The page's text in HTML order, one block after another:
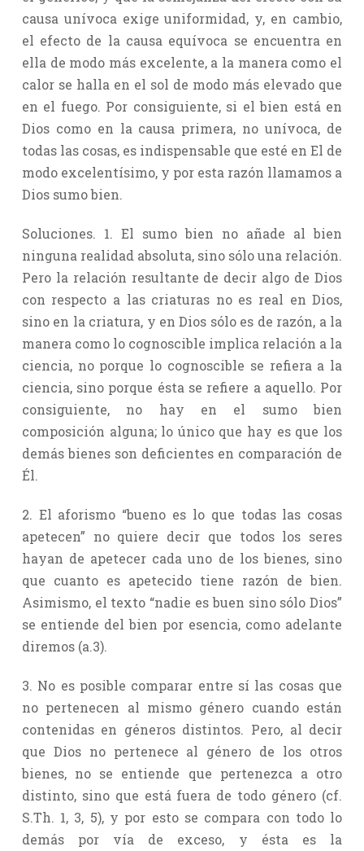
causa unívoca exige uniformidad, y, en cambio,
el efecto de la causa equívoca se encuentra en
ella de modo más excelente, a la manera como el
calor se halla en el sol de modo más elevado que
en el fuego. Por consiguiente, si el bien está en
Dios como en la causa primera, no unívoca, de
todas las cosas, es indispensable que esté en El de
modo excelentísimo, y por esta razón llamamos a
Dios sumo bien.
Soluciones. 1. El sumo bien no añade al bien
ninguna realidad absoluta, sino sólo una relación.
Pero la relación resultante de decir algo de Dios
con respecto a las criaturas no es real en Dios,
sino en la criatura, y en Dios sólo es de razón, a la
manera como lo cognoscible implica relación a la
ciencia, no porque lo cognoscible se refiera a la
ciencia, sino porque ésta se refiere a aquello. Por
consiguiente, no hay en el sumo bien
composición alguna; lo único que hay es que los
demás bienes son deficientes en comparación de
Él.
2. El aforismo “bueno es lo que todas las cosas
apetecen” no quiere decir que todos los seres
hayan de apetecer cada uno de los bienes, sino
que cuanto es apetecido tiene razón de bien.
Asimismo, el texto “nadie es buen sino sólo Dios”
se entiende del bien por esencia, como adelante
diremos (a.3).
3. No es posible comparar entre sí las cosas que
no pertenecen al mismo género cuando están
contenidas en géneros distintos. Pero, al decir
que Dios no pertenece al género de los otros
bienes, no se entiende que pertenezca a otro
distinto, sino que está fuera de todo género (cf.
S.Th. 1, 3, 5), y por esto se compara con todo lo
demás por vía de exceso, y ésta es la